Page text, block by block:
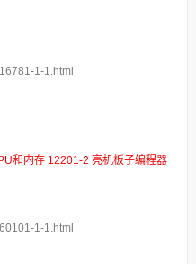
1-1.html
内存 12201-2 亮机板子编程器
1-1.html